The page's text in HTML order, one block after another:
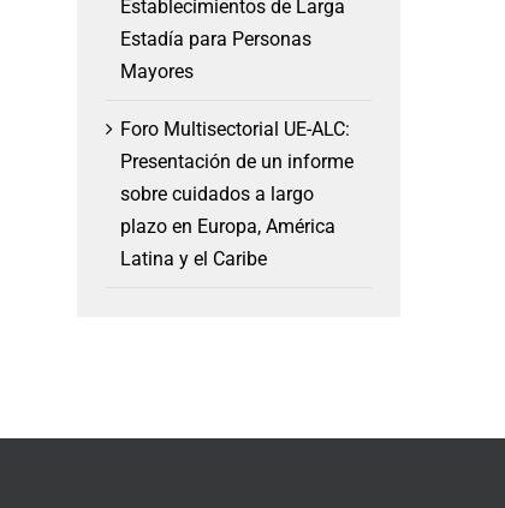
Establecimientos de Larga
Estadía para Personas
Mayores
Foro Multisectorial UE-ALC:
Presentación de un informe
sobre cuidados a largo
plazo en Europa, América
Latina y el Caribe